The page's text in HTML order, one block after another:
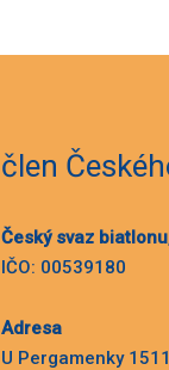
člen
Český svaz
IČO: 00539180
Adresa
U Pergamenky